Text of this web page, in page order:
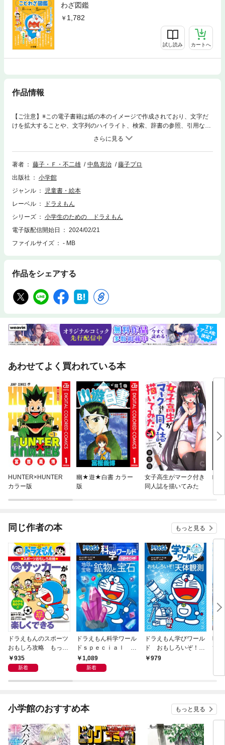
わざ図鑑
1,782
試し読み カートへ
作品情報
【ご注意】※この電子書籍は紙の本のイメージで作成されており、文字だ
けを拡大することや、文字列のハイライト、検索、辞書の参照、引用など
の機能が使用できません。お手持ちの端末で立ち読みファイルをご確認い
ただくことをお勧めします。ドラえもんのマンガとひみつ道具で、楽しく
学べる！ドラえもんやのび太くんは、このときどんな気持ちなのかな？こ
の気持ちをことばにすると何だろう？ドラえもんのマンガで主人公の気持
中島克治先生が解説。確実に語彙力と読解力が身につきます。【本書の特
徴】◎総ルビ、ドラえもんのマンガで、1年生から楽しく読める！◎読解文
力がつく！【もくじ】第1章 なかまのことば （読解の基礎となる気持
ちや様子を表すことばに触れよう）第2章 くらしのことば（文章を読む
とば（読解文でよく使われる反対語と同音異義語を学ぼう）第4章 気の
きいたことば（慣用句やことわざを身につけ、ことばの幅をひろげよう）
う）※この作品はカラーです。
著者 藤子・Ｆ・不二雄 中島克治
藤子プロ
出版社
小学館
ジャンル
児童書・絵本
レーベル
ドラえもん
シリーズ
小学生のための ドラえもん
電子版配信開始日
2024/02/21
ファイルサイズ
- MB
作品をシェアする
あわせてよく買われている本
HUNTER×HUNTER
カラー版
幽★遊★白書 カラー
版
女子高生がマーク付き
同人誌を描いてみた
眠
話
同じ作者の本 もっと見る
ドラえもんのスポーツ
おもしろ攻略 もっと
サッカーが楽しくでき
る
935
新着
ドラえもん科学ワール
ドｓｐｅｃｉａｌ 地
球の宝物 鉱物と宝石
1,089
新着
ドラえもん学びワール
ド おもしろいぞ！天
体観測
979
映
び
小学館のおすすめ本 もっと見る